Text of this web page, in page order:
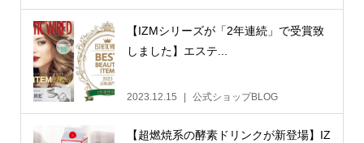
【IZMシリーズが「2年連続」で受賞致
しました】エステ...
2023.12.15 公式ショップBLOG
【超燃焼系の酵素ドリンクが新登場】IZ